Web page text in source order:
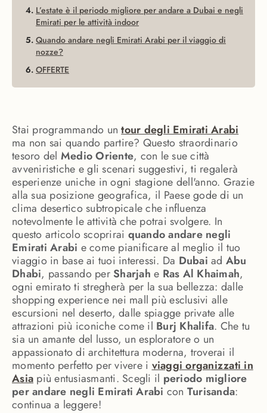
L’estate è il periodo migliore per andare a Dubai e negli
Emirati per le attività indoor
Quando andare negli Emirati Arabi per il viaggio di
nozze?
OFFERTE
Stai programmando untour degli Emirati Arabi
ma non sai quando partire? Questo straordinario
tesoro del Medio Oriente, con le sue città
avveniristiche e gli scenari suggestivi, ti regalerà
esperienze uniche in ogni stagione dell'anno. Grazie
alla sua posizione geografica, il Paese gode di un
clima desertico subtropicale che influenza
notevolmente le attività che potrai svolgere. In
questo articolo scoprirai quando andare negli
Emirati Arabi e come pianificare al meglio il tuo
viaggio in base ai tuoi interessi. Da Dubai ad Abu
Dhabi, passando perSharjah e Ras Al Khaimah,
ogni emirato ti stregherà per la sua bellezza: dalle
shopping experience nei mall più esclusivi alle
escursioni nel deserto, dalle spiagge private alle
attrazioni più iconiche come il Burj Khalifa. Che tu
sia un amante del lusso, un esploratore o un
appassionato di architettura moderna, troverai il
momento perfetto per vivere i viaggi organizzati in
Asia più entusiasmanti. Scegli il periodo migliore
per andare negli Emirati Arabi con Turisanda:
continua a leggere!